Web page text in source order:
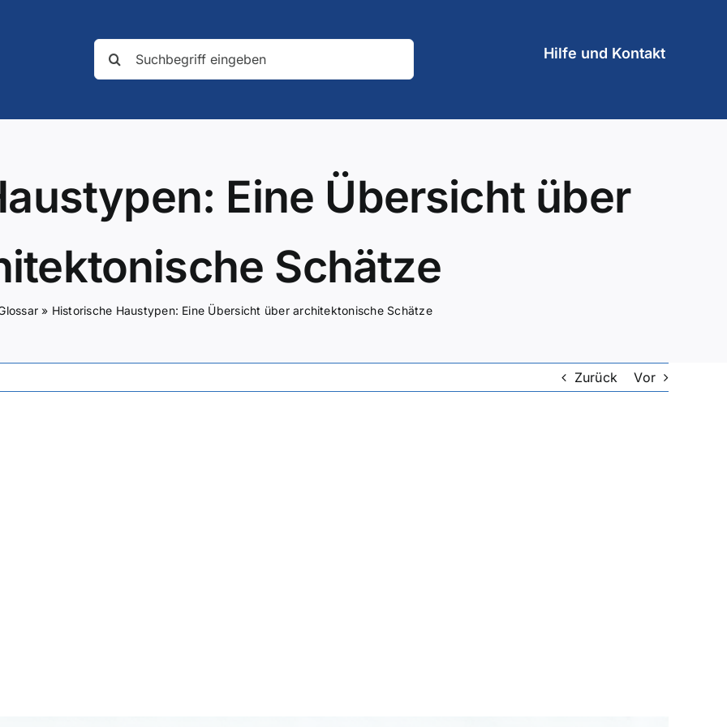
Suche
nach:
Hilfe und Kontakt
Eine Übersicht über
Schätze
» Historische Haustypen: Eine Übersicht über architektonische Schätze
Zurück Vor